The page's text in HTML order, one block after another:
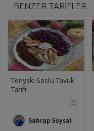
BENZER TARİFLER
Teriyaki Soslu Tavuk
Tarifi
(0)
Sahrap Soysal